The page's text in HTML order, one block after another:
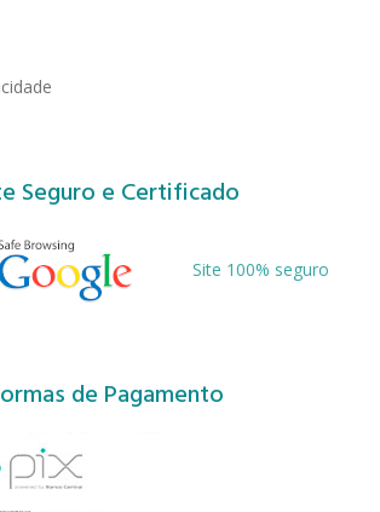
Seguro e Certificado
Site 100% seguro
de Pagamento